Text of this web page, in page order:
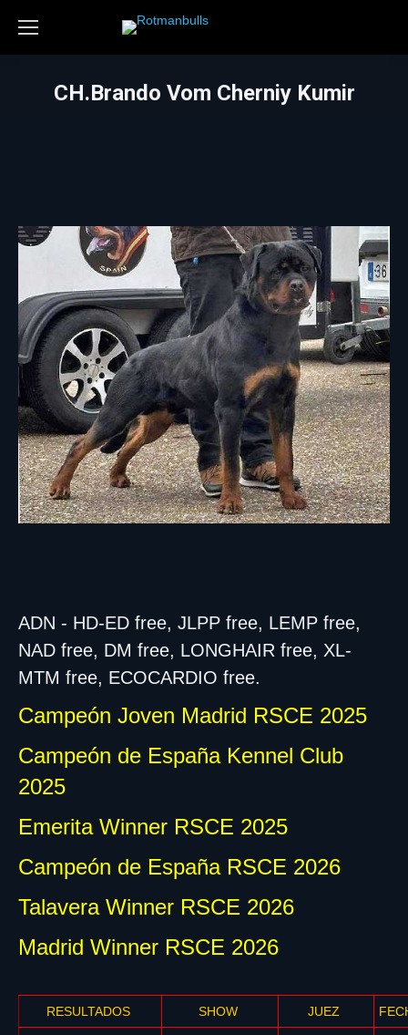
CH.Brando Vom Cherniy Kumir
ADN - HD-ED free, JLPP free, LEMP free,
NAD free, DM free, LONGHAIR free, XL-
MTM free, ECOCARDIO free.
Campeón Joven Madrid RSCE 2025
Campeón de España Kennel Club
2025
Emerita Winner RSCE 2025
Campeón de España RSCE 2026
Talavera Winner RSCE 2026
Madrid Winner RSCE 2026
RESULTADOS SHOW JUEZ